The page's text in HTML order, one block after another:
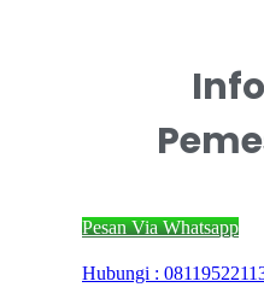
Pesan Via Whatsapp
Hubungi :